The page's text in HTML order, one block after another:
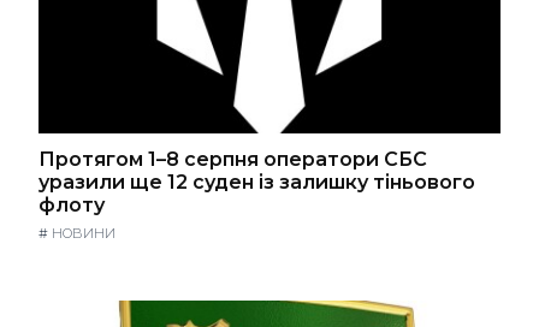
Протягом 1–8 серпня оператори СБС
уразили ще 12 суден із залишку тіньового
флоту
# НОВИНИ